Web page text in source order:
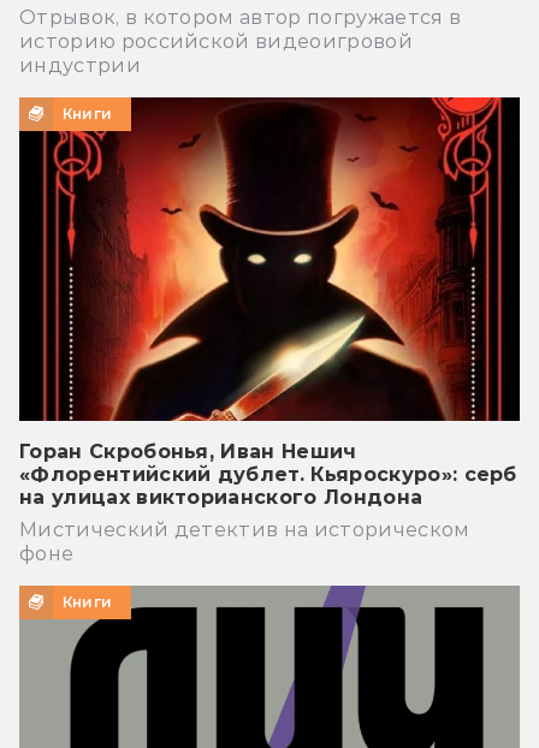
Отрывок, в котором автор погружается в
историю российской видеоигровой
индустрии
Книги
Горан Скробонья, Иван Нешич
«Флорентийский дублет. Кьяроскуро»: серб
на улицах викторианского Лондона
Мистический детектив на историческом
фоне
Книги